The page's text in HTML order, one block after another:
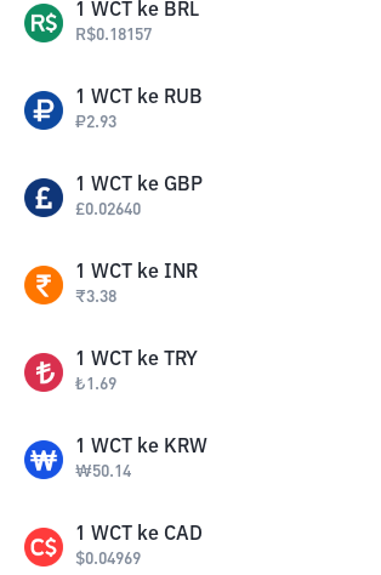
1 WCT ke BRL
R$0.18157
1 WCT ke RUB
₽2.93
1 WCT ke GBP
£0.02640
1 WCT ke INR
₹3.38
1 WCT ke TRY
₺1.69
1 WCT ke KRW
₩50.14
1 WCT ke CAD
$0.04969